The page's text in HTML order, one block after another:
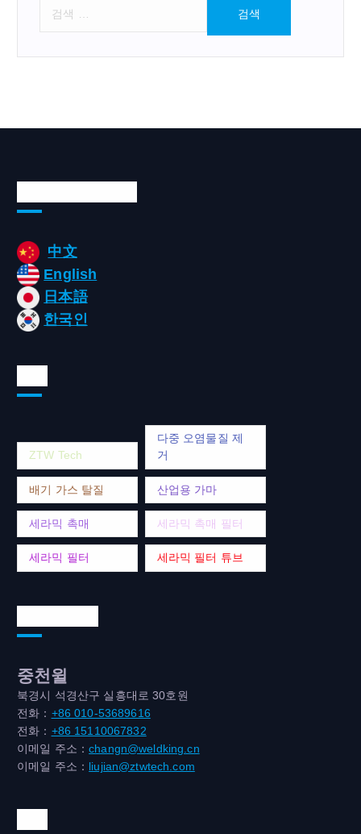
中文
English
日本語
한국인
ZTW Tech
다중 오염물질 제
거
배기 가스 탈질 산업용 가마
세라믹 촉매 세라믹 촉매 필터
세라믹 필터 세라믹 필터 튜브
중천윌
북경시 석경산구 실흥대로 30호원
전화： +86 010-53689616
전화： +86 15110067832
이메일 주소：changn@weldking.cn
이메일 주소： liujian@ztwtech.com